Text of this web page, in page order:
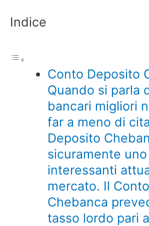
Indice
Conto Deposito
Quando si parla
bancari migliori
far a meno di
Deposito
sicuramente
interessanti
mercato. Il
Chebanca
tasso lordo pari